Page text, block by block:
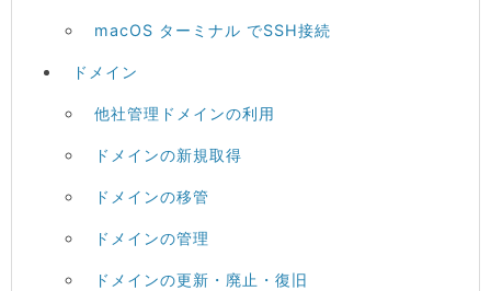
macOS ターミナル でSSH接続
ドメイン
他社管理ドメインの利用
ドメインの新規取得
ドメインの移管
ドメインの管理
ドメインの更新・廃止・復旧